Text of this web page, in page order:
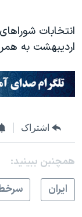
اردیبهشت به
اشتراک
همچنبن ببینید:
ايران